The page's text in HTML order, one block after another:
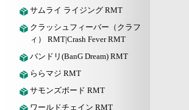
サムライ ライジング RMT
クラッシュフィーバー（クラフ
ィ） RMT|Crash Fever RMT
バンドリ(BanG Dream) RMT
ららマジ RMT
サモンズボード RMT
ワールドチェイン RMT